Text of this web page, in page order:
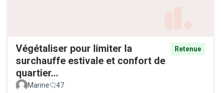
Végétaliser pour limiter la
surchauffe estivale et confort de
quartier...
Retenue
Marine 47